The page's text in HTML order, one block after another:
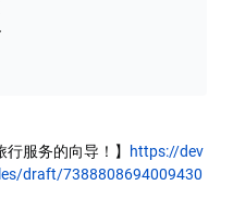
行服务的向导！】
https://dev
draft/7388808694009430